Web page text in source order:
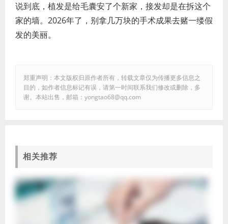
说到底，植发是给毛囊安了个新家，接发却是在拆这个
家的墙。2026年了，别拿几万块的手术成果去赌一缕假
发的美丽。
郑重声明：本文版权归原作者所有，转载文章仅为传播更多信息之
目的，如作者信息标记有误，请第一时间联系我们修改或删除，多
谢。本站出售，邮箱：yongtao68@qq.com
相关推荐